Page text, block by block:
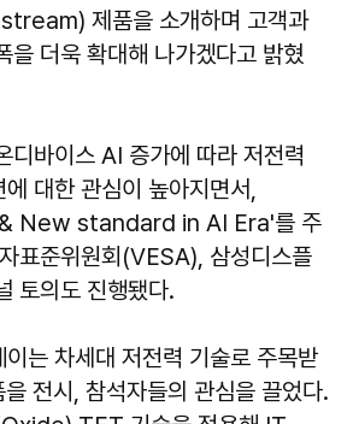
제품을 소개하며 고객과
을 더욱 확대해 나가겠다고 밝혔
디바이스 AI 증가에 따라 저전력
대한 관심이 높아지면서,
New standard in AI Era'를 주
표준위원회(VESA), 삼성디스플
토의도 진행됐다.
는 차세대 저전력 기술로 주목받
전시, 참석자들의 관심을 끌었다.